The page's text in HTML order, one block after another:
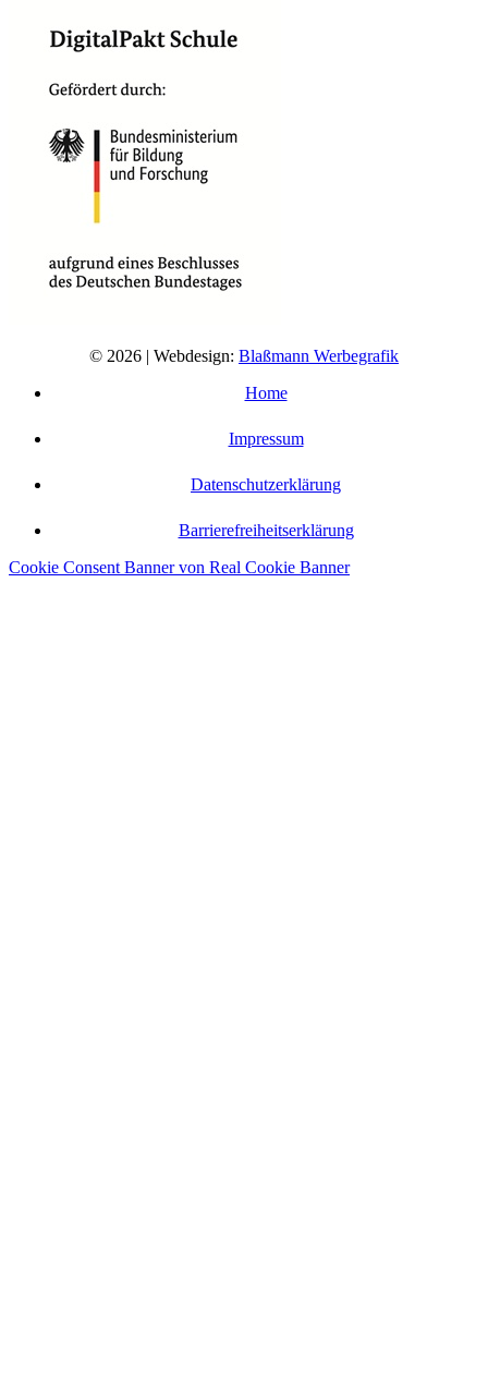
© 2026 | Webdesign: Blaßmann Werbegrafik
Home
Impressum
Datenschutzerklärung
Barrierefreiheitserklärung
Cookie Consent Banner von Real Cookie Banner